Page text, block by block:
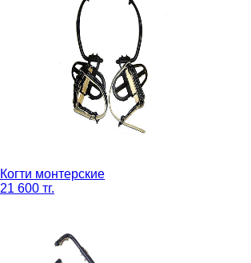
Когти монтерские
21 600 тг.